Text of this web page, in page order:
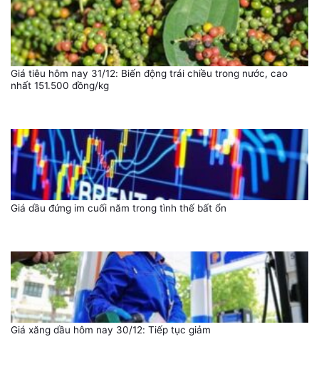
Giá tiêu hôm nay 31/12: Biến động trái chiều trong nước, cao
nhất 151.500 đồng/kg
Giá dầu đứng im cuối năm trong tình thế bất ổn
Giá xăng dầu hôm nay 30/12: Tiếp tục giảm